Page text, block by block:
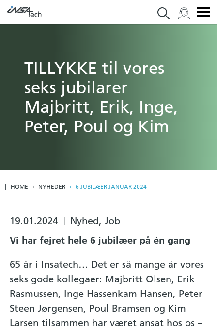
TILLYKKE til vores
seks jubilarer
Majbritt, Erik, Inge,
Peter, Poul og Kim
HOME NYHEDER 6 JUBILÆER JANUAR 2024
19.01.2024 |
Nyhed, Job
Vi har fejret hele 6 jubilæer på én gang
65 år i Insatech… Det er så mange år vores
seks gode kollegaer: Majbritt Olsen, Erik
Rasmussen, Inge Hassenkam Hansen, Peter
Steen Jørgensen, Poul Bramsen og Kim
Larsen tilsammen har været ansat hos os –